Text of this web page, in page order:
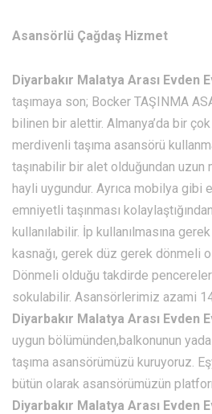
Asansörlü Çağdaş Hizmet
Diyarbakır Malatya Arası Evden
taşımaya son; Bocker TAŞINMA
bilinen bir alettir. Almanya’da bir
merdivenli taşıma asansörü
taşınabilir bir alet olduğundan uzun
hayli uygundur. Ayrıca mobilya gibi
emniyetli taşınması
kullanılabilir. İp kullanılmasına
kasnağı, gerek düz gerek dönmeli
Dönmeli olduğu takdirde
sokulabilir. Asansörlerimiz azami
Diyarbakır Malatya Arası Evden
uygun bölümünden,balkonunun
taşıma asansörümüzü kuruyoruz.
bütün olarak asansörümüzün
Diyarbakır Malatya Arası Evden